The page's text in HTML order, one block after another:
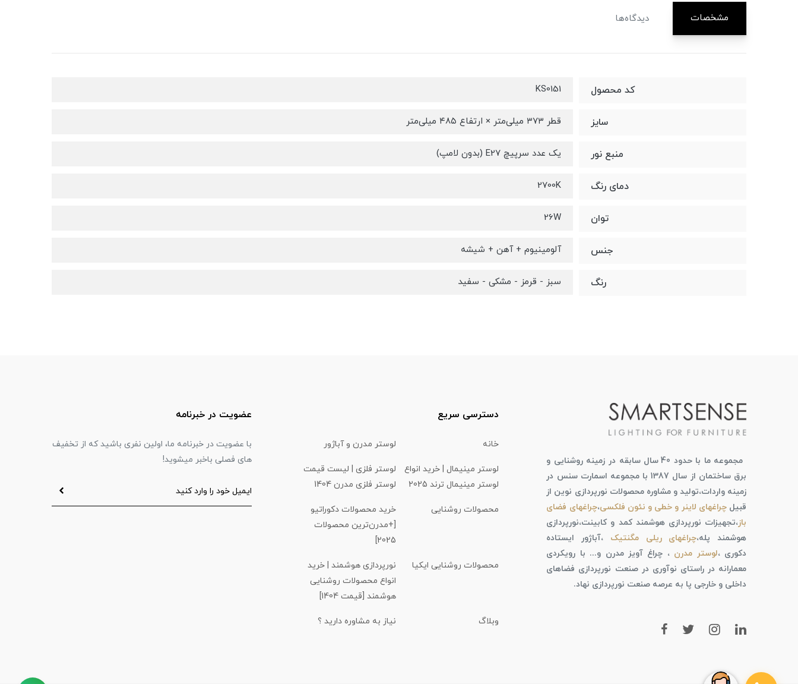
مشخصات دیدگاه‌ها
کد محصول KS0151
سایز قطر ۳۷۳ میلی‌متر × ارتفاع ۴۸۵ میلی‌متر
منبع نور یک عدد سرپیچ E27 (بدون لامپ)
دمای رنگ 2700K
توان 26W
جنس آلومینیوم + آهن + شیشه
رنگ سبز - قرمز - مشکی - سفید
مجموعه ما با حدود 40 سال سابقه در زمینه روشنایی و
برق ساختمان از سال 1387 با مجموعه اسمارت سنس در
زمینه واردات،تولید و مشاوره محصولات نورپردازی نوین از
قبیلچراغهای لاینر و خطی و نئون فلکسی،چراغهای فضای
باز،تجهیزات نورپردازی هوشمند کمد و کابینت،نورپردازی
هوشمند پله،چراغهای ریلی مگنتیک ،آباژور ایستاده
دکوری ،لوستر مدرن ، چراغ آویز مدرن و... با رویکردی
معمارانه در راستای نوآوری در صنعت نورپردازی فضاهای
داخلی و خارجی پا به عرصه صنعت نورپردازی نهاد.
دسترسی سریع
خانه لوستر مدرن و آباژور
لوستر مینیمال | خرید انواع
لوستر مینیمال ترند 2025
لوستر فلزی | لیست قیمت
لوستر فلزی مدرن 1404
محصولات روشنایی
خرید محصولات دکوراتیو
[+مدرن‌ترین محصولات
2025]
محصولات روشنایی ایکیا
نورپردازی هوشمند | خرید
انواع محصولات روشنایی
هوشمند [قیمت 1404]
وبلاگ نیاز به مشاوره دارید ؟
عضویت در خبرنامه
با عضویت در خبرنامه ما، اولین نفری باشید که از تخفیف
های فصلی باخبر میشوید!